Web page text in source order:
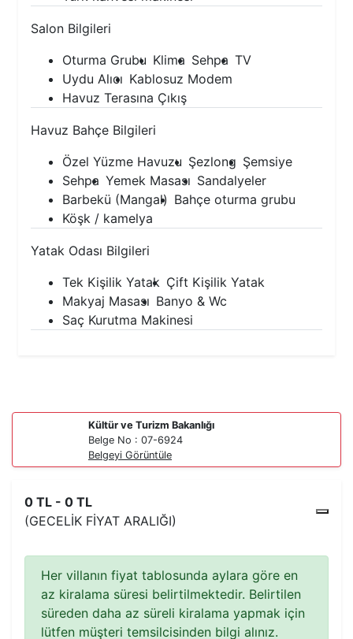
Salon Bilgileri
Oturma Grubu Klima Sehpa TV
Uydu Alıcı Kablosuz Modem
Havuz Terasına Çıkış
Havuz Bahçe Bilgileri
Özel Yüzme Havuzu Şezlong Şemsiye
Sehpa Yemek Masası Sandalyeler
Barbekü (Mangal) Bahçe oturma grubu
Köşk / kamelya
Yatak Odası Bilgileri
Tek Kişilik Yatak Çift Kişilik Yatak
Makyaj Masası Banyo & Wc
Saç Kurutma Makinesi
Kültür ve Turizm Bakanlığı
Belge No : 07-6924
Belgeyi Görüntüle
0 TL - 0 TL
(GECELIK FIYAT ARALIĞI)
Her villanın fiyat tablosunda aylara göre en
az kiralama süresi belirtilmektedir. Belirtilen
süreden daha az süreli kiralama yapmak için
lütfen müşteri temsilcisinden bilgi alınız.